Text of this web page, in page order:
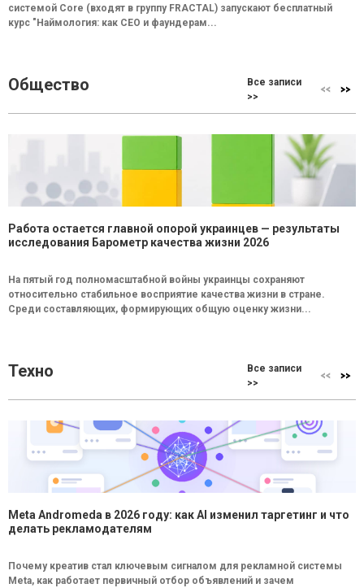
системой Core (входят в группу FRACTAL) запускают бесплатный
курс "Наймология: как СEO и фаундерам...
Общество
Все записи
>>
Работа остается главной опорой украинцев — результаты
исследования Барометр качества жизни 2026
На пятый год полномасштабной войны украинцы сохраняют
относительно стабильное восприятие качества жизни в стране.
Среди составляющих, формирующих общую оценку жизни...
Техно
Все записи
>>
Meta Andromeda в 2026 году: как AI изменил таргетинг и что
делать рекламодателям
Почему креатив стал ключевым сигналом для рекламной системы
Meta, как работает первичный отбор объявлений и зачем